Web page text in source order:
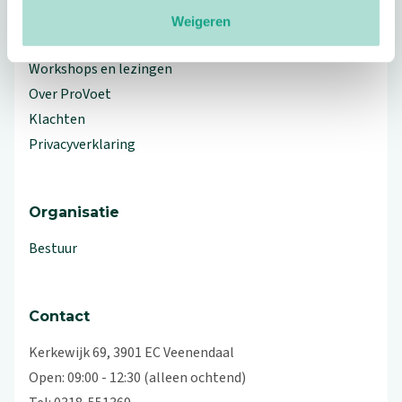
Weigeren
Branche Informatiecentrum
Workshops en lezingen
Over ProVoet
Klachten
Privacyverklaring
Organisatie
Bestuur
Contact
Kerkewijk 69, 3901 EC Veenendaal
Open: 09:00 - 12:30 (alleen ochtend)